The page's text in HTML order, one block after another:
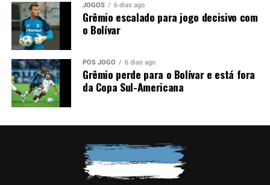
JOGOS 6 dias ago
Grêmio escalado para jogo decisivo com
o Bolívar
PÓS JOGO 6 dias ago
Grêmio perde para o Bolívar e está fora
da Copa Sul-Americana